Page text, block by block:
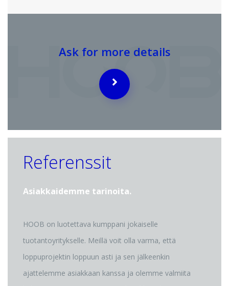
Ask for more details
Referenssit
Asiakkaidemme tarinoita.
HOOB on luotettava kumppani jokaiselle
tuotantoyritykselle. Meillä voit olla varma, että
loppuprojektin loppuun asti ja sen jälkeenkin
ajattelemme asiakkaan kanssa ja olemme valmiita